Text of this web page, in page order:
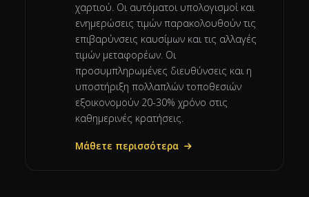
χαρτιού. Οι αυτόματοι υπολογισμοί και
ενημερώσεις τιμών παρακολουθούν τις
επιβαρύνσεις καυσίμων και τις αλλαγές
τιμών μεταφορέων. Οι
προσυμπληρωμένες διευθύνσεις και η
υποστήριξη πολλαπλών τοποθεσιών
εξοικονομούν 20-30% χρόνο στις
καθημερινές κρατήσεις.
Μάθετε περισσότερα